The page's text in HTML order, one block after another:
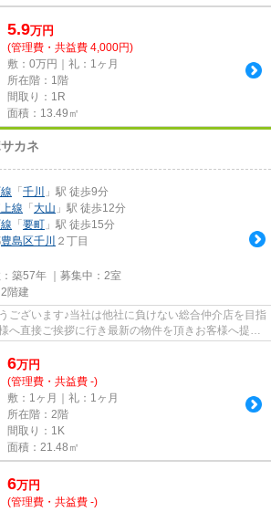
5.9万円
(管理費・共益費 4,000円)
敷：0万円｜礼：1ヶ月
所在階：1階
間取り：1R
面積：13.49㎡
カネ
「 千川
」駅 徒歩9分
線 「 大山 」駅 徒歩12分
「 要町 」駅 徒歩15分
豊島区千川 ２丁目
築57年 ｜募集中： 2室
階建
ございます♪当社は他社に負けない総合仲介店を目指
へ直接ご挨拶に行き最新の物件を頂きお客様へ提供
6万円
(管理費・共益費 -)
敷：1ヶ月｜礼：1ヶ月
所在階：2階
間取り：1K
面積：21.48㎡
6万円
(管理費・共益費 -)